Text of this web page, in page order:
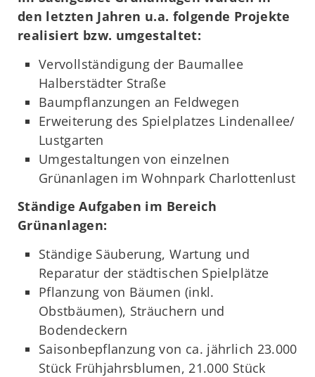
den letzten Jahren u.a. folgende Projekte
realisiert bzw. umgestaltet:
Vervollständigung der Baumallee
Halberstädter Straße
Baumpflanzungen an Feldwegen
Erweiterung des Spielplatzes Lindenallee/
Lustgarten
Umgestaltungen von einzelnen
Grünanlagen im Wohnpark Charlottenlust
Ständige Aufgaben im Bereich
Grünanlagen:
Ständige Säuberung, Wartung und
Reparatur der städtischen Spielplätze
Pflanzung von Bäumen (inkl.
Obstbäumen), Sträuchern und
Bodendeckern
Saisonbepflanzung von ca. jährlich 23.000
Stück Frühjahrsblumen, 21.000 Stück